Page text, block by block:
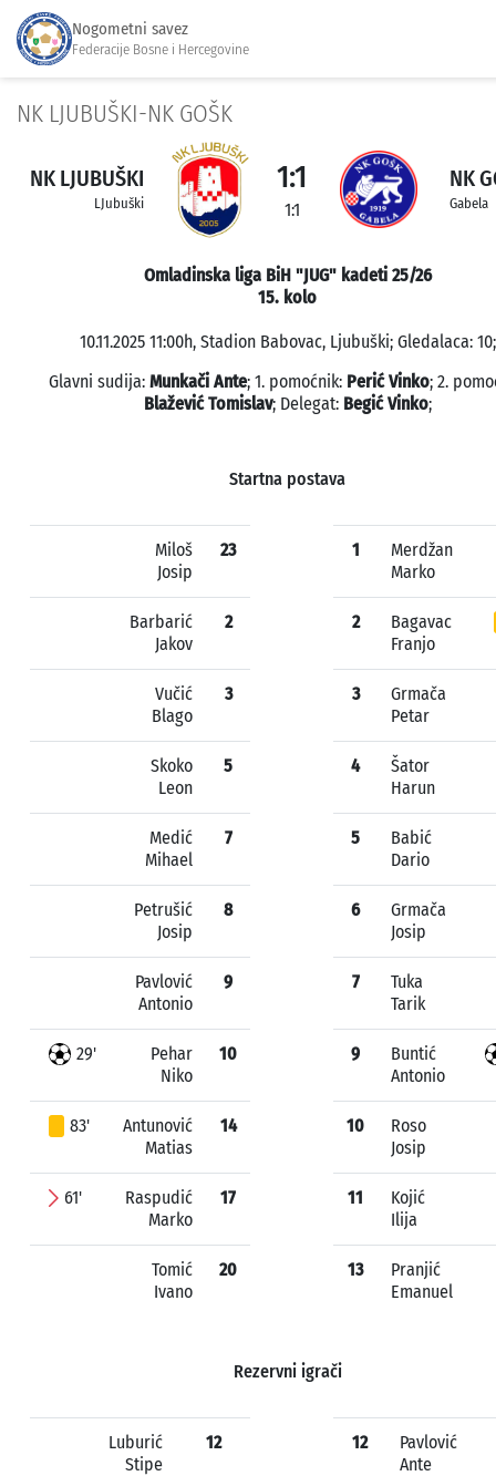
Nogometni savez
Federacije Bosne i Hercegovine
NK LJUBUŠKI-NK GOŠK
NK LJUBUŠKI
LJubuški
1:1
1:1
NK
Gabela
Omladinska liga BiH "JUG" kadeti 25/26
15. kolo
10.11.2025 11:00h, Stadion Babovac, Ljubuški; Gledalaca: 10;
Glavni sudija: Munkači Ante; 1. pomoćnik: Perić Vinko; 2.
Blažević Tomislav; Delegat: Begić Vinko;
Startna postava
Miloš
Josip
23
Barbarić
Jakov
2
Vučić
Blago
3
Skoko
Leon
5
Medić
Mihael
7
Petrušić
Josip
8
Pavlović
Antonio
9
29'
Pehar
Niko
10
83'
Antunović
Matias
14
61'
Raspudić
Marko
17
Tomić
Ivano
20
1
Merdžan
Marko
2
Bagavac
Franjo
3
Grmača
Petar
4
Šator
Harun
5
Babić
Dario
6
Grmača
Josip
7
Tuka
Tarik
9
Buntić
Antonio
10
Roso
Josip
11
Kojić
Ilija
13
Pranjić
Emanuel
Rezervni igrači
Luburić
Stipe
12 12
Pavlović
Ante